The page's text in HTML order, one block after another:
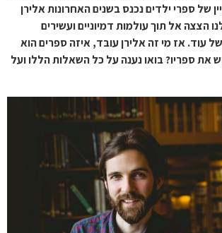
של ספרי ילדים נכנס בשנים האחרונות אלירן
הצצה אל תוך עולמות דמיוניים ועשירים
עוד. אז מי זה אלירן עובד, איזה ספרים הוא
את ספריו? בואו נענה על כל השאלות הללו ועל